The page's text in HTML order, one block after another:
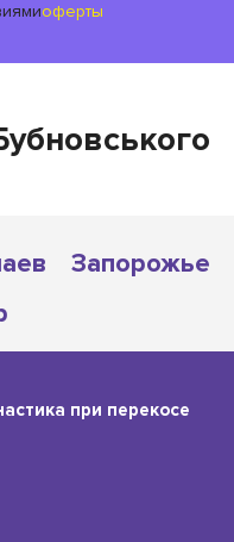
оферты
Запорожье
при перекосе